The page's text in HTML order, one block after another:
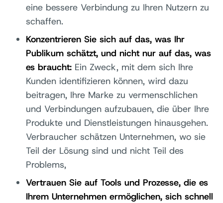
eine bessere Verbindung zu Ihren Nutzern zu
schaffen.
Konzentrieren Sie sich auf das, was Ihr
Publikum schätzt, und nicht nur auf das, was
es braucht: Ein Zweck, mit dem sich Ihre
Kunden identifizieren können, wird dazu
beitragen, Ihre Marke zu vermenschlichen
und Verbindungen aufzubauen, die über Ihre
Produkte und Dienstleistungen hinausgehen.
Verbraucher schätzen Unternehmen, wo sie
Teil der Lösung sind und nicht Teil des
Problems,
Vertrauen Sie auf Tools und Prozesse, die es
Ihrem Unternehmen ermöglichen, sich schnell